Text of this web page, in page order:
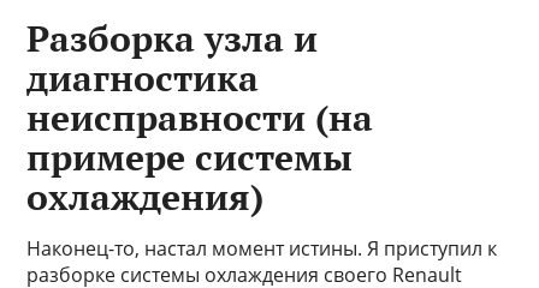
Разборка узла и
диагностика
неисправности (на
примере системы
охлаждения)
Наконец-то, настал момент истины. Я приступил к
разборке системы охлаждения своего Renault